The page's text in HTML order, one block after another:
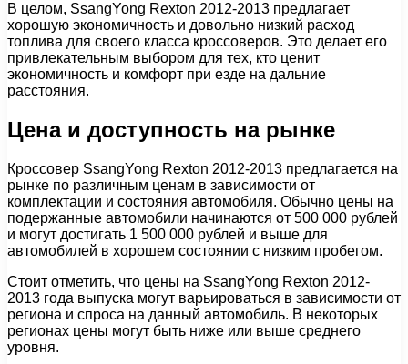
В целом, SsangYong Rexton 2012-2013 предлагает
хорошую экономичность и довольно низкий расход
топлива для своего класса кроссоверов. Это делает его
привлекательным выбором для тех, кто ценит
экономичность и комфорт при езде на дальние
расстояния.
Цена и доступность на рынке
Кроссовер SsangYong Rexton 2012-2013 предлагается на
рынке по различным ценам в зависимости от
комплектации и состояния автомобиля. Обычно цены на
подержанные автомобили начинаются от 500 000 рублей
и могут достигать 1 500 000 рублей и выше для
автомобилей в хорошем состоянии с низким пробегом.
Стоит отметить, что цены на SsangYong Rexton 2012-
2013 года выпуска могут варьироваться в зависимости от
региона и спроса на данный автомобиль. В некоторых
регионах цены могут быть ниже или выше среднего
уровня.